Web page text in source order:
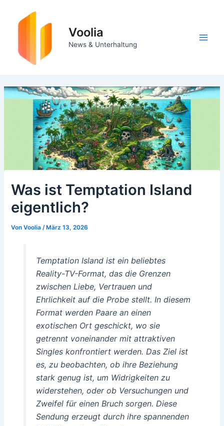
Voolia
News & Unterhaltung
Was ist Temptation Island
eigentlich?
VonVoolia/März 13, 2026
Temptation Island ist ein beliebtes
Reality-TV-Format, das die Grenzen
zwischen Liebe, Vertrauen und
Ehrlichkeit auf die Probe stellt. In diesem
Format werden Paare an einen
exotischen Ort geschickt, wo sie
getrennt voneinander mit attraktiven
Singles konfrontiert werden. Das Ziel ist
es, zu beobachten, ob ihre Beziehung
stark genug ist, um Widrigkeiten zu
widerstehen, oder ob Versuchungen und
Zweifel für einen Bruch sorgen. Diese
Sendung erzeugt durch ihre spannenden